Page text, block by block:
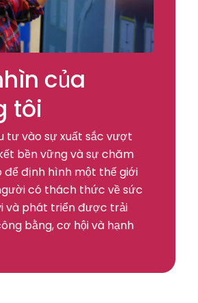
của
tôi
tư vào sự xuất sắc vượt
bền vững và sự chăm
để định hình một thế giới
có thách thức về sức
và phát triển được trải
bằng, cơ hội và hạnh